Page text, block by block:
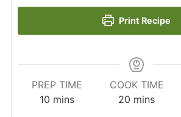
Print Recipe
PREP TIME
10 minutes
mins
COOK TIME
20 minutes
mins